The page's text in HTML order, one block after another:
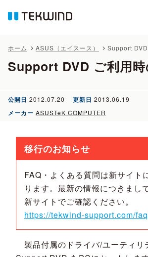
ホーム ASUS（エイスース） Support
Support DVD ご利用
公開日 2012.07.20 更新日 2013.06.19
メーカー ASUSTeK COMPUTER
移行のお知らせ
FAQ・よくある質問は新サイト
ります。最新の情報につきまし
新サイトでご確認ください。
https://tekwind-support.com/
製品付属のドライバ/ユーティリ